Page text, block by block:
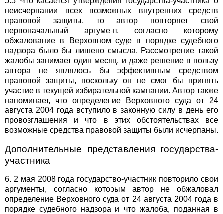
неисчерпании всех возможных внутренних средств
правовой защиты, то автор повторяет свой
первоначальный аргумент, согласно которому
обжалование в Верховном суде в порядке судебного
надзора было бы лишено смысла. Рассмотрение такой
жалобы занимает один месяц, и даже решение в пользу
автора не являлось бы эффективным средством
правовой защиты, поскольку он не смог бы принять
участие в текущей избирательной кампании. Автор также
напоминает, что определение Верховного суда от 24
августа 2004 года вступило в законную силу в день его
провозглашения и что в этих обстоятельствах все
возможные средства правовой защиты были исчерпаны.
Дополнительные представления государства-
участника
6. 2 мая 2008 года государство-участник повторило свои
аргументы, согласно которым автор не обжаловал
определение Верховного суда от 24 августа 2004 года в
порядке судебного надзора и что жалоба, поданная в